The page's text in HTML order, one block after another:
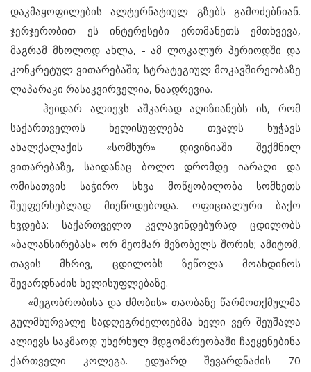
დაკმაყოფილების ალტერნატიულ გზებს გამოძებნიან.
ჯერჯერობით ეს ინტერესები ერთმანეთს ემთხვევა,
მაგრამ მხოლოდ ახლა, - ამ ლოკალურ პერიოდში და
კონკრეტულ ვითარებაში; სტრატეგიულ მოკავშირეობაზე
ლაპარაკი რასაკვირველია, ნაადრევია.
ჰეიდარ ალიევს აშკარად აღიზიანებს ის, რომ
საქართველოს ხელისუფლება თვალს ხუჭავს
ახალქალაქის «სომხურ» დივიზიაში შექმნილ
ვითარებაზე, საიდანაც ბოლო დრომდე იარაღი და
ომისათვის საჭირო სხვა მოწყობილობა სომხეთს
შეუფერხებლად მიეწოდებოდა. ოფიციალური ბაქო
ხვდება: საქართველო კვლავინდებურად ცდილობს
«ბალანსირებას» ორ მეომარ მეზობელს შორის; ამიტომ,
თავის მხრივ, ცდილობს ზეწოლა მოახდინოს
შევარდნაძის ხელისუფლებაზე.
«მეგობრობისა და ძმობის» თაობაზე წარმოთქმულმა
გულმხურვალე სადღეგრძელოებმა ხელი ვერ შეუშალა
ალიევს საკმაოდ უხერხულ მდგომარეობაში ჩაეყენებინა
ქართველი კოლეგა. ედუარდ შევარდნაძის 70